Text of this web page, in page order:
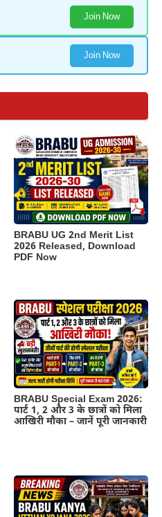
Join Now
Join Now
BRABU UG 2nd Merit List
2026 Released, Download
PDF Now
BRABU Special Exam 2026:
पार्ट 1, 2 और 3 के छात्रों को मिला
आखिरी मौका – जानें पूरी जानकारी